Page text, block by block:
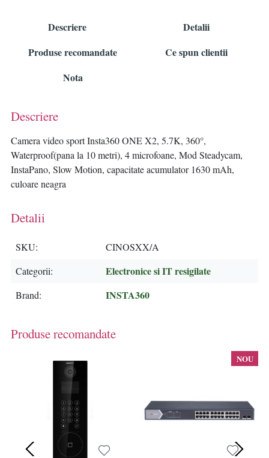
Descriere
Detalii
Produse recomandate
Ce spun clientii
Nota
Descriere
Camera video sport Insta360 ONE X2, 5.7K, 360°,
Waterproof(pana la 10 metri), 4 microfoane, Mod Steadycam,
InstaPano, Slow Motion, capacitate acumulator 1630 mAh,
culoare neagra
Detalii
SKU
CINOSXX/A
Categorii
Electronice si IT resigilate
Brand INSTA360
Produse recomandate
NOU